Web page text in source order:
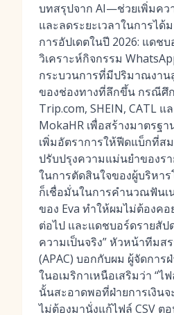
บทสรุปจาก AI—ช่วยเพิ่มค
และลดระยะเวลาในการได้
การอัปเดตในปี 2026: แดช
วิเคราะห์กิจกรรม
กระบวนการที่มีปริมาณงาน
ของช่องทางที่ลึกขึ้น กรณีศึ
Trip.com, SHEIN, CATL แ
MokaHR เพื่อสร้างมาตรฐ
เพิ่มอัตราการให้ฟีดแบ็กที่ส
ปรับปรุงความแม่นยำของร
ในการตัดสินใจของผู้บริหาร
ก็เชื่อมั่นในการคำนวณฟันเ
ของ Eva ทำให้ผมไม่ต้องค
ต่อไป และแดชบอร์ดรายสั
ความเป็นจริง” หัวหน้าทีมส
(APAC) บอกกับผม ผู้จัดการ
ในอเมริกาเหนือเสริมว่า “ไ
นั้นสะอาดพอที่ฝ่ายการเงิน
ไม่ต้องมานั่งแก้ไฟล์ CSV ต